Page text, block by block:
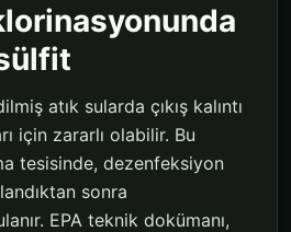
atık sularda çıkış kalıntı
için zararlı olabilir. Bu
tesisinde, dezenfeksiyon
sonra
EPA teknik dokümanı,